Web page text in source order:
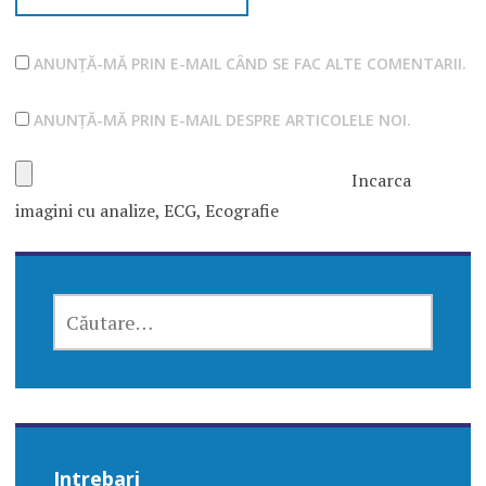
ANUNȚĂ-MĂ PRIN E-MAIL CÂND SE FAC ALTE COMENTARII.
ANUNȚĂ-MĂ PRIN E-MAIL DESPRE ARTICOLELE NOI.
Incarca
imagini cu analize, ECG, Ecografie
DUPĂ:
Intrebari